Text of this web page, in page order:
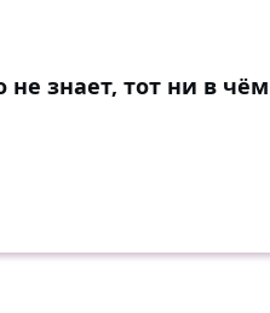
не знает, тот ни в